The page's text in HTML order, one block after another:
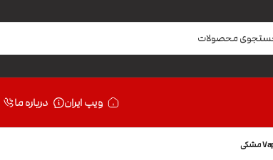
ویپ ایران درباره ما